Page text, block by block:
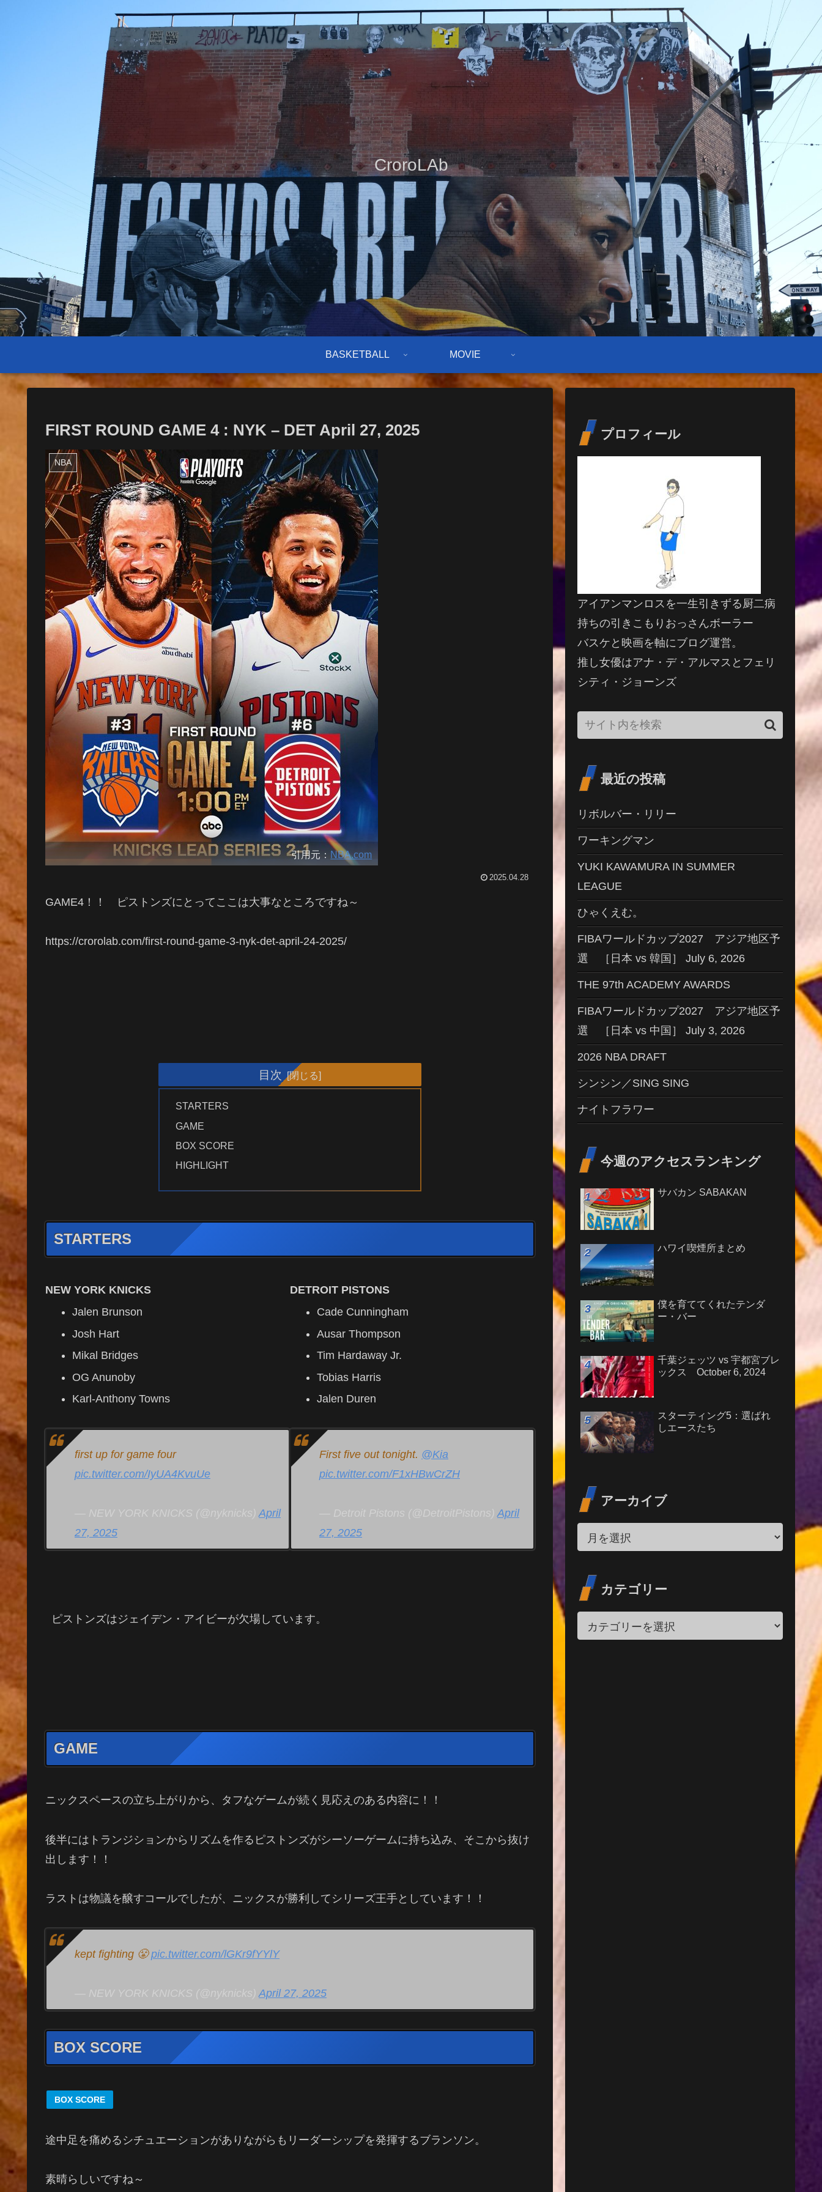
CroroLAb
BASKETBALL MOVIE
FIRST ROUND GAME 4 : NYK – DET April 27, 2025
NBA
引用元： NBA.com
2025.04.28
GAME4！！ ピストンズにとってここは大事なところですね～
https://crorolab.com/first-round-game-3-nyk-det-april-24-2025/
目次
STARTERS
GAME
BOX SCORE
HIGHLIGHT
STARTERS
NEW YORK KNICKS
Jalen Brunson
Josh Hart
Mikal Bridges
OG Anunoby
Karl-Anthony Towns
first up for game four
pic.twitter.com/IyUA4KvuUe
— NEW YORK KNICKS (@nyknicks)April
27, 2025
DETROIT PISTONS
Cade Cunningham
Ausar Thompson
Tim Hardaway Jr.
Tobias Harris
Jalen Duren
First five out tonight. @Kia
pic.twitter.com/F1xHBwCrZH
— Detroit Pistons (@DetroitPistons)April
27, 2025
ピストンズはジェイデン・アイビーが欠場しています。
GAME
ニックスペースの立ち上がりから、タフなゲームが続く見応えのある内容に！！
後半にはトランジションからリズムを作るピストンズがシーソーゲームに持ち込み、そこから抜け
出します！！
ラストは物議を醸すコールでしたが、ニックスが勝利してシリーズ王手としています！！
kept fighting 😤pic.twitter.com/lGKr9fYYlY
— NEW YORK KNICKS (@nyknicks) April 27, 2025
BOX SCORE
BOX SCORE
途中足を痛めるシチュエーションがありながらもリーダーシップを発揮するブランソン。
素晴らしいですね～
プロフィール
アイアンマンロスを一生引きずる厨二病
持ちの引きこもりおっさんボーラー
バスケと映画を軸にブログ運営。
推し女優はアナ・デ・アルマスとフェリ
シティ・ジョーンズ
最近の投稿
リボルバー・リリー
ワーキングマン
YUKI KAWAMURA IN SUMMER
LEAGUE
ひゃくえむ。
FIBAワールドカップ2027 アジア地区予
選 ［日本 vs 韓国］ July 6, 2026
THE 97th ACADEMY AWARDS
FIBAワールドカップ2027 アジア地区予
選 ［日本 vs 中国］ July 3, 2026
2026 NBA DRAFT
シンシン／SING SING
ナイトフラワー
今週のアクセスランキング
サバカン SABAKAN
ハワイ喫煙所まとめ
僕を育ててくれたテンダ
ー・バー
千葉ジェッツ vs 宇都宮ブレ
ックス October 6, 2024
スターティング5：選ばれ
しエースたち
アーカイブ
カテゴリー